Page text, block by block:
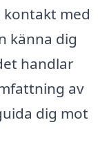
med
känna dig
handlar
av
dig mot